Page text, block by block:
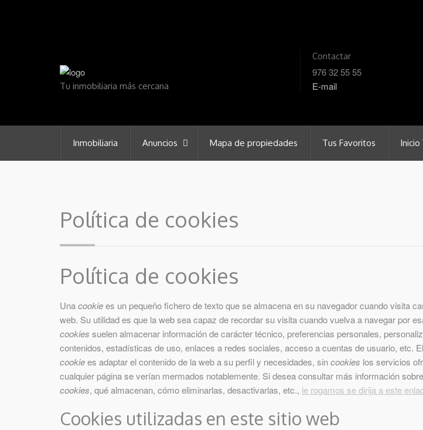
Tu inmobiliaria más cercana
Contactar
976 32 55 55
E-mail
Inmobiliaria Anuncios Mapa de propiedades Tus Favoritos Inicio
Política de cookies
Política de cookies
Unacookiees un pequeño fichero de texto que se almacena en su navegador cuando visita
web. Su utilidad es que la web sea capaz de recordar su visita cuando vuelva a navegar por
cookies suelen almacenar información de carácter técnico, preferencias personales,
contenidos, estadísticas de uso, enlaces a redes sociales, acceso a cuentas de usuario, etc.
cookiees adaptar el contenido de la web a su perfil y necesidades, sincookies los servicios
cualquier página se verían mermados notablemente. Si desea consultar más información
cookies, qué almacenan, cómo eliminarlas, desactivarlas, etc., le rogamos se dirija a este
Cookies utilizadas en este sitio web